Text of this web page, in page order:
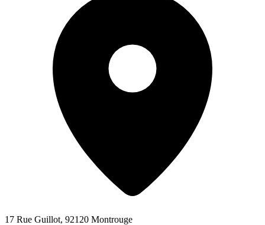
17 Rue Guillot, 92120 Montrouge